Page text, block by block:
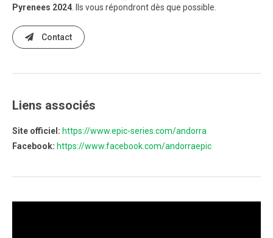
Pyrenees 2024 . Ils vous répondront dès que possible.
Contact
Liens associés
Site officiel: https://www.epic-series.com/andorra
Facebook: https://www.facebook.com/andorraepic